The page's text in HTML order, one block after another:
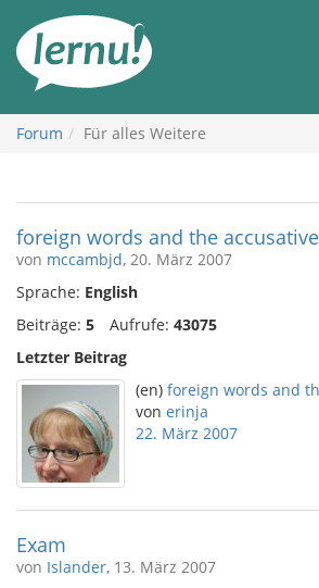
Inhalt
Forum Für alles Weitere
foreign words and the
von mccambjd, 20. März 2007
Sprache: English
Beiträge: 5 Aufrufe: 43075
Letzter Beitrag
(en) foreign words and
von erinja
22. März 2007
Exam
von Islander, 13. März 2007